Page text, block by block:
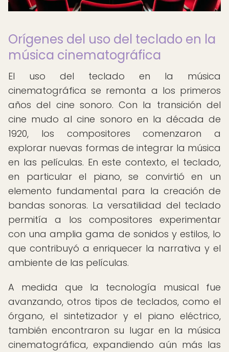
Orígenes del uso del teclado en la
música cinematográfica
El uso del teclado en la música
cinematográfica se remonta a los primeros
años del cine sonoro. Con la transición del
cine mudo al cine sonoro en la década de
1920, los compositores comenzaron a
explorar nuevas formas de integrar la música
en las películas. En este contexto, el teclado,
en particular el piano, se convirtió en un
elemento fundamental para la creación de
bandas sonoras. La versatilidad del teclado
permitía a los compositores experimentar
con una amplia gama de sonidos y estilos, lo
que contribuyó a enriquecer la narrativa y el
ambiente de las películas.
A medida que la tecnología musical fue
avanzando, otros tipos de teclados, como el
órgano, el sintetizador y el piano eléctrico,
también encontraron su lugar en la música
cinematográfica, expandiendo aún más las